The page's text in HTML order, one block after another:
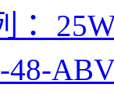
：
48-